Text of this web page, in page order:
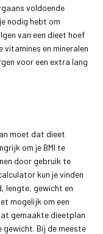
voldoende
nodig hebt om
van een dieet hoef
vitamines en mineralen
voor een extra lang
moet dat dieet
om je BMI te
door gebruik te
kun je vinden
lengte, gewicht en
mogelijk om een
gemaakte dieetplan
gewicht. Bij de meeste